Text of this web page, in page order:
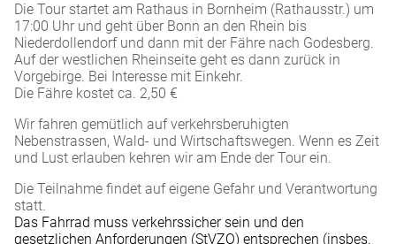
Die Tour startet am Rathaus in Bornheim (Rathausstr.) um
17:00 Uhr und geht über Bonn an den Rhein bis
Niederdollendorf und dann mit der Fähre nach Godesberg.
Auf der westlichen Rheinseite geht es dann zurück in
Vorgebirge. Bei Interesse mit Einkehr.
Die Fähre kostet ca. 2,50 €
Wir fahren gemütlich auf verkehrsberuhigten
Nebenstrassen, Wald- und Wirtschaftswegen. Wenn es Zeit
und Lust erlauben kehren wir am Ende der Tour ein.
Die Teilnahme findet auf eigene Gefahr und Verantwortung
statt.
Das Fahrrad muss verkehrssicher sein und den
gesetzlichen Anforderungen (StVZO) entsprechen (insbes.